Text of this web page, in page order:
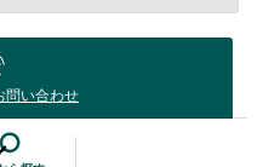
問い合わせ